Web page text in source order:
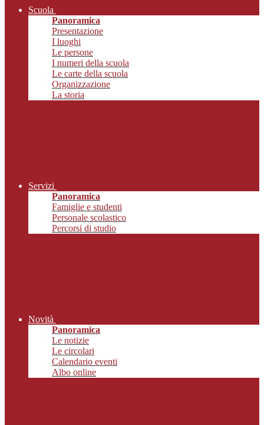
Scuola
Panoramica
Presentazione
I luoghi
Le persone
I numeri della scuola
Le carte della scuola
Organizzazione
La storia
Servizi
Panoramica
Famiglie e studenti
Personale scolastico
Percorsi di studio
Novità
Panoramica
Le notizie
Le circolari
Calendario eventi
Albo online